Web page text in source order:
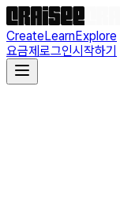
CreateLearnExplore
요금제로그인시작하기